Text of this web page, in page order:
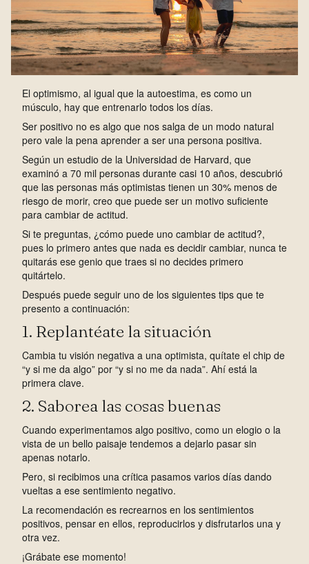
El optimismo, al igual que la autoestima, es como un
músculo, hay que entrenarlo todos los días.
Ser positivo no es algo que nos salga de un modo natural
pero vale la pena aprender a ser una persona positiva.
Según un estudio de la Universidad de Harvard, que
examinó a 70 mil personas durante casi 10 años, descubrió
que las personas más optimistas tienen un 30% menos de
riesgo de morir, creo que puede ser un motivo suficiente
para cambiar de actitud.
Si te preguntas, ¿cómo puede uno cambiar de actitud?,
pues lo primero antes que nada es decidir cambiar, nunca te
quitarás ese genio que traes si no decides primero
quitártelo.
Después puede seguir uno de los siguientes tips que te
presento a continuación:
1. Replantéate la situación
Cambia tu visión negativa a una optimista, quítate el chip de
“y si me da algo” por “y si no me da nada”. Ahí está la
primera clave.
2. Saborea las cosas buenas
Cuando experimentamos algo positivo, como un elogio o la
vista de un bello paisaje tendemos a dejarlo pasar sin
apenas notarlo.
Pero, si recibimos una crítica pasamos varios días dando
vueltas a ese sentimiento negativo.
La recomendación es recrearnos en los sentimientos
positivos, pensar en ellos, reproducirlos y disfrutarlos una y
otra vez.
¡Grábate ese momento!